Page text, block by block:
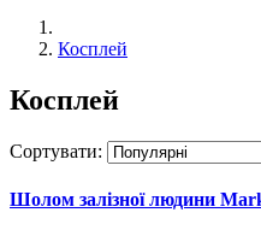
Косплей
Косплей
Сортувати:
Шолом залізної людини